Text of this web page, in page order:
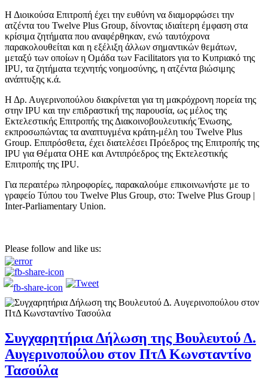
Η Διοικούσα Επιτροπή έχει την ευθύνη να διαμορφώσει την
ατζέντα του Twelve Plus Group, δίνοντας ιδιαίτερη έμφαση στα
κρίσιμα ζητήματα που αναφέρθηκαν, ενώ ταυτόχρονα
παρακολουθείται και η εξέλιξη άλλων σημαντικών θεμάτων,
μεταξύ των οποίων η Ομάδα των Facilitators για το Κυπριακό της
IPU, τα ζητήματα τεχνητής νοημοσύνης, η ατζέντα βιώσιμης
ανάπτυξης κ.ά.
Η Δρ. Αυγερινοπούλου διακρίνεται για τη μακρόχρονη πορεία της
στην IPU και την επιδραστική της παρουσία, ως μέλος της
Εκτελεστικής Επιτροπής της Διακοινοβουλευτικής Ένωσης,
εκπροσωπώντας τα αναπτυγμένα κράτη-μέλη του Twelve Plus
Group. Επιπρόσθετα, έχει διατελέσει Πρόεδρος της Επιτροπής της
IPU για Θέματα ΟΗΕ και Αντιπρόεδρος της Εκτελεστικής
Επιτροπής της IPU.
Για περαιτέρω πληροφορίες, παρακαλούμε επικοινωνήστε με το
γραφείο Τύπου του Twelve Plus Group, στο: Twelve Plus Group |
Inter-Parliamentary Union.
Please follow and like us:
Συγχαρητήρια Δήλωση της Βουλευτού Δ.
Αυγερινοπούλου στον ΠτΔ Κωνσταντίνο
Τασούλα